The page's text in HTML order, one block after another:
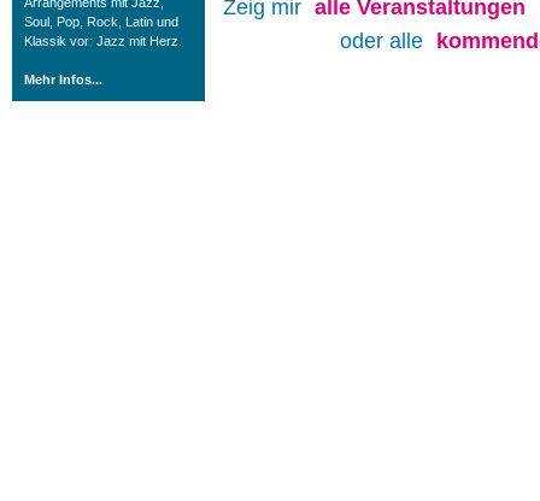
Soul, Pop, Rock, Latin und
Klassik vor: Jazz mit Herz.
Mehr Infos...
Zeig mir alle Veranstaltungen
oder alle